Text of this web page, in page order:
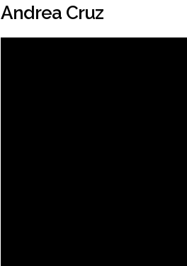
Andrea Cruz